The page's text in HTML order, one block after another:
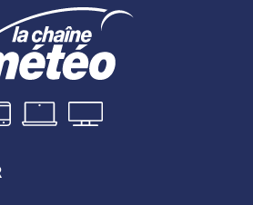
C'est l'un des « tigres » de la
années de « pays en voie de
pays développé », riche de ses 27
religion dominante est l'Islam.